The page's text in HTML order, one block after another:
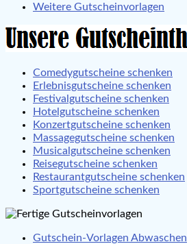
Weitere Gutscheinvorlagen
Comedygutscheine schenken
Erlebnisgutscheine schenken
Festivalgutscheine schenken
Hotelgutscheine schenken
Konzertgutscheine schenken
Massagegutscheine schenken
Musicalgutscheine schenken
Reisegutscheine schenken
Restaurantgutscheine schenken
Sportgutscheine schenken
Gutschein-Vorlagen Abwaschen